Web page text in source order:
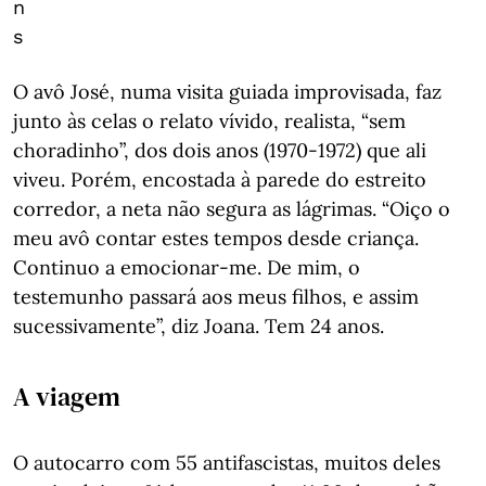
n
s
O avô José, numa visita guiada improvisada, faz
junto às celas o relato vívido, realista, “sem
choradinho”, dos dois anos (1970-1972) que ali
viveu. Porém, encostada à parede do estreito
corredor, a neta não segura as lágrimas. “Oiço o
meu avô contar estes tempos desde criança.
Continuo a emocionar-me. De mim, o
testemunho passará aos meus filhos, e assim
sucessivamente”, diz Joana. Tem 24 anos.
A viagem
O autocarro com 55 antifascistas, muitos deles